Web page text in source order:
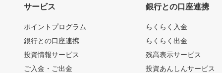
サービス
ポイントプログラム
銀行との口座連携
投資情報サービス
ご入金・ご出金
銀行との口座連携
らくらく入金
らくらく出金
残高表示サービス
投資あんしんサービス